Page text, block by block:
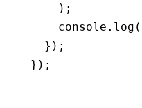
    );
    console
.log (
  });
});